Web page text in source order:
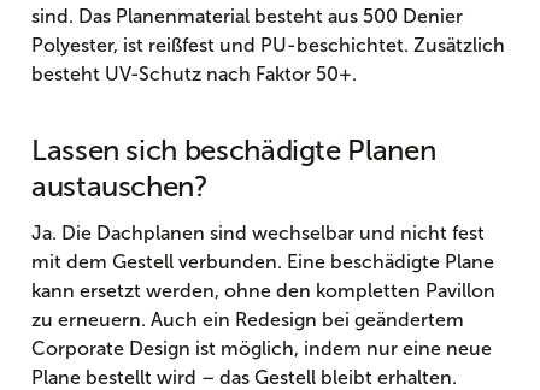
sind. Das Planenmaterial besteht aus 500 Denier
Polyester, ist reißfest und PU-beschichtet. Zusätzlich
besteht UV-Schutz nach Faktor 50+.
Lassen sich beschädigte Planen
austauschen?
Ja. Die Dachplanen sind wechselbar und nicht fest
mit dem Gestell verbunden. Eine beschädigte Plane
kann ersetzt werden, ohne den kompletten Pavillon
zu erneuern. Auch ein Redesign bei geändertem
Corporate Design ist möglich, indem nur eine neue
Plane bestellt wird – das Gestell bleibt erhalten.